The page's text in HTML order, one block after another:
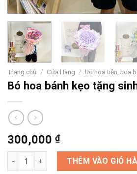
Trang chủ / Cửa Hàng / Bó hoa tiền, hoa
Bó hoa bánh kẹo tặng
300,000 ₫
Bó hoa bánh kẹo tặng sinh nhật số
THÊM VÀO GIỎ